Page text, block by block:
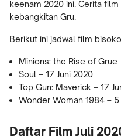
keenam 2020 ini. Cerita
kebangkitan Gru.
Berikut ini jadwal film
Minions: the Rise of Grue
Soul – 17 Juni 2020
Top Gun: Maverick – 17
Wonder Woman 1984 – 5
Daftar Film Juli